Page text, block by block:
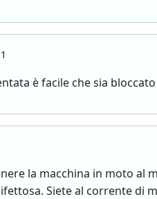
è facile che sia
la macchina in moto
Siete al corrente di